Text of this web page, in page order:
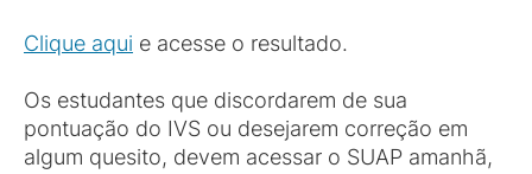
Clique aqui e acesse o resultado.
Os estudantes que discordarem de sua
pontuação do IVS ou desejarem correção em
algum quesito, devem acessar o SUAP amanhã,